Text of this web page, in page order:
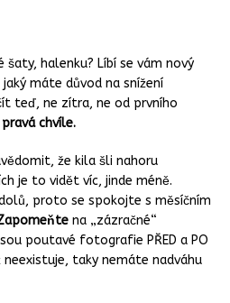
halenku? Líbí se vám nový
máte důvod na snížení
teď, ne zítra, ne od prvního
pravá chvíle.
že kila šli nahoru
je to vidět víc, jinde méně.
proto se spokojte s měsíčním
na „zázračné“
poutavé fotografie PŘED a PO
taky nemáte nadváhu